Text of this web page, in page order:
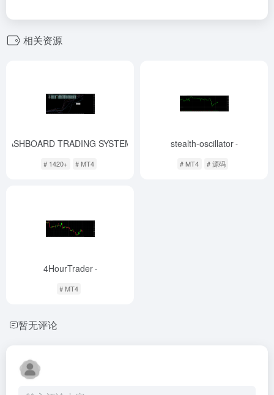
相关资源
TRADING SYSTEM v16.6 МТ4-
# 1420+ # MT4
stealth-oscillator-
# MT4 # 源码
4HourTrader-
# MT4
暂无评论